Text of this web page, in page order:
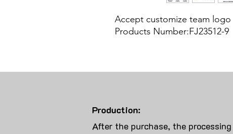
Accept customize team logo
Products Number:FJ23512-9
Production:
After the purchase, the